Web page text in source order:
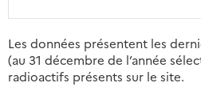
Les données présentent les
(au 31 décembre de l’année
radioactifs présents sur le site.